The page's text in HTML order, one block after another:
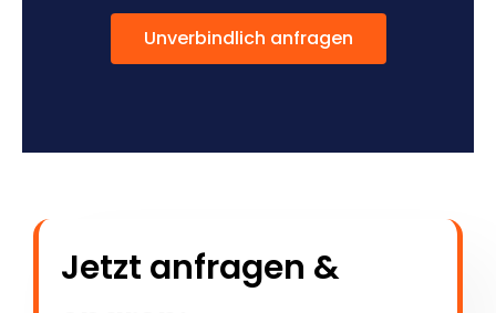
Unverbindlich anfragen
Jetzt anfragen &